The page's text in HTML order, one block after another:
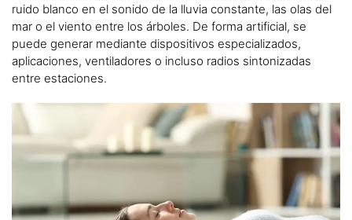
ruido blanco en el sonido de la lluvia constante, las olas del
mar o el viento entre los árboles. De forma artificial, se
puede generar mediante dispositivos especializados,
aplicaciones, ventiladores o incluso radios sintonizadas
entre estaciones.